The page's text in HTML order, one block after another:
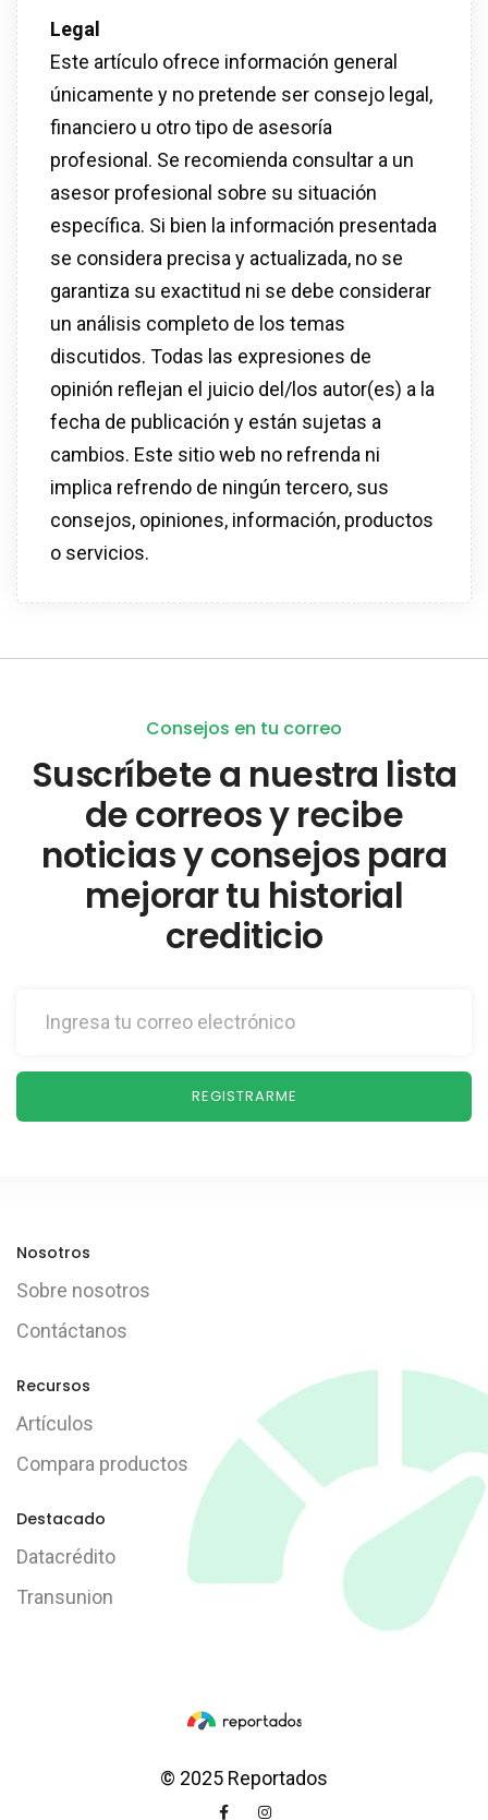
Legal
Este artículo ofrece información general
únicamente y no pretende ser consejo legal,
financiero u otro tipo de asesoría
profesional. Se recomienda consultar a un
asesor profesional sobre su situación
específica. Si bien la información presentada
se considera precisa y actualizada, no se
garantiza su exactitud ni se debe considerar
un análisis completo de los temas
discutidos. Todas las expresiones de
opinión reflejan el juicio del/los autor(es) a la
fecha de publicación y están sujetas a
cambios. Este sitio web no refrenda ni
implica refrendo de ningún tercero, sus
consejos, opiniones, información, productos
o servicios.
Consejos en tu correo
Suscríbete a nuestra lista
de correos y recibe
noticias y consejos para
mejorar tu historial
crediticio
REGISTRARME
Nosotros
Sobre nosotros
Contáctanos
Recursos
Artículos
Compara productos
Destacado
Datacrédito
Transunion
© 2025 Reportados